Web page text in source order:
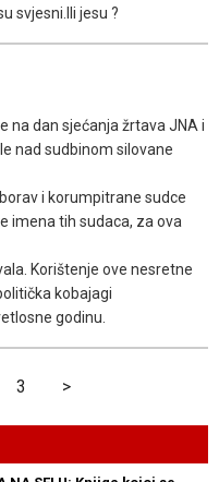
svjesni.Ili jesu ?
na dan sjećanja žrtava JNA i
nad sudbinom silovane
i korumpitrane sudce
imena tih sudaca, za ova
Korištenje ove nesretne
kobajagi
godinu.
3 >